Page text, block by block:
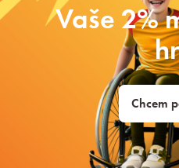
Vaše 2%
Chcem